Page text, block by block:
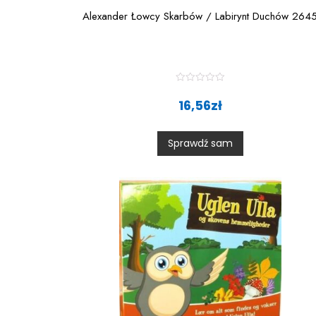
Alexander Łowcy Skarbów / Labirynt Duchów 2645
a
0
o
u
t
5
16,56zł
Sprawdź sam